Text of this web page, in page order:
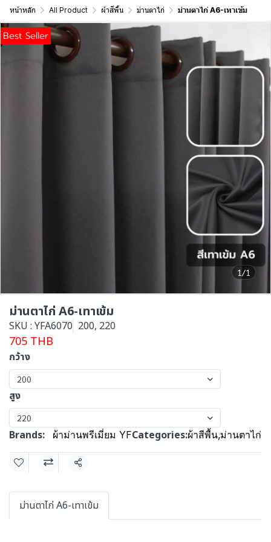
หน้าหลัก All Product ผ้าสีพื้น ม่านตาไก่ ม่านตาไก่ A6-เทาเข้ม
1/1
Best Seller
ม่านตาไก่ A6-เทาเข้ม
SKU : YFA6070 200, 220
705 THB
กว้าง
200
สูง
220
Brands: ผ้าม่านพรีเมี่ยม YFCategories:ผ้าสีพื้น,ม่านตาไก่
Share
ม่านตาไก่ A6-เทาเข้ม